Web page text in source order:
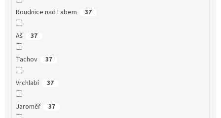
Roudnice nad Labem 37
Aš 37
Tachov 37
Vrchlabí 37
Jaroměř 37